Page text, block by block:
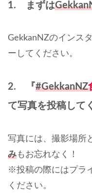
1. まずは
GekkanNZのインス
ーしてください。
2. 『 #GekkanNZ
て写真を投稿して
写真には、撮影場所
みもお忘れなく！
※投稿の際にはプラ
ください。